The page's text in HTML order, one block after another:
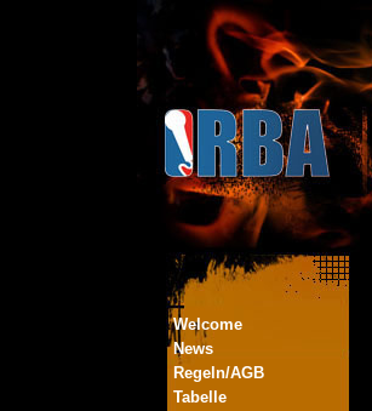
Welcome
News
Regeln/AGB
Tabelle